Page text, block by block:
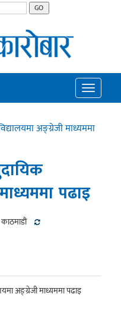
GO
Toggle
अङ्ग्रेजी माध्यममा
पढाइ